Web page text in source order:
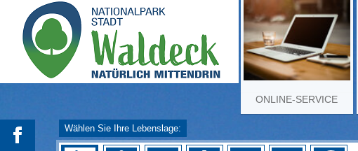
ONLINE-SERVICE
Wählen Sie Ihre Lebenslage: